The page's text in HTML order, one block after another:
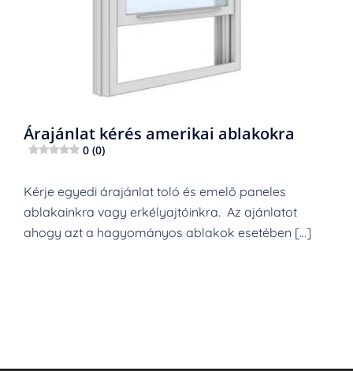
Árajánlat kérés amerikai ablakokra
0 (0)
Kérje egyedi árajánlat toló és emelő paneles
ablakainkra vagy erkélyajtóinkra. Az ajánlatot
ahogy azt a hagyományos ablakok esetében […]